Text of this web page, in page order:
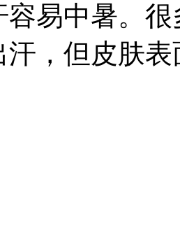
容易中暑。
，但皮肤